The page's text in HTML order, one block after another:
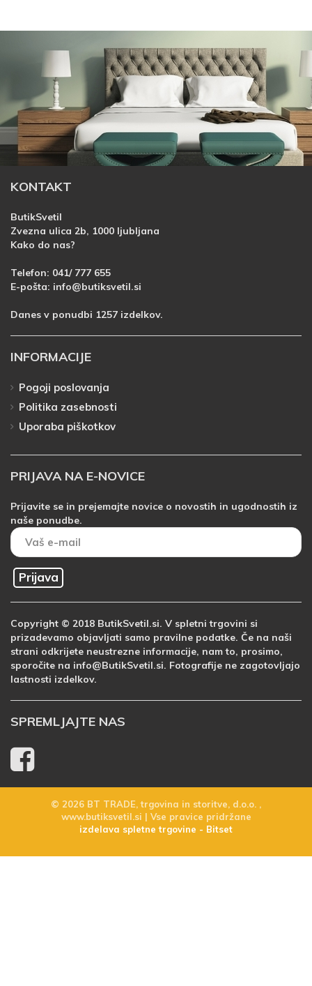
KONTAKT
ButikSvetil
Zvezna ulica 2b, 1000 ljubljana
Kako do nas?
Telefon: 041/ 777 655
E-pošta: info@butiksvetil.si
Danes v ponudbi 1257 izdelkov.
INFORMACIJE
Pogoji poslovanja
Politika zasebnosti
Uporaba piškotkov
PRIJAVA NA E-NOVICE
Prijavite se in prejemajte novice o novostih in ugodnostih iz
naše ponudbe.
Prijava
Copyright © 2018 ButikSvetil.si. V spletni trgovini si
prizadevamo objavljati samo pravilne podatke. Če na naši
strani odkrijete neustrezne informacije, nam to, prosimo,
sporočite na info@ButikSvetil.si. Fotografije ne zagotovljajo
lastnosti izdelkov.
SPREMLJAJTE NAS
© 2026 BT TRADE, trgovina in storitve, d.o.o. ,
www.butiksvetil.si | Vse pravice pridržane
izdelava spletne trgovine - Bitset